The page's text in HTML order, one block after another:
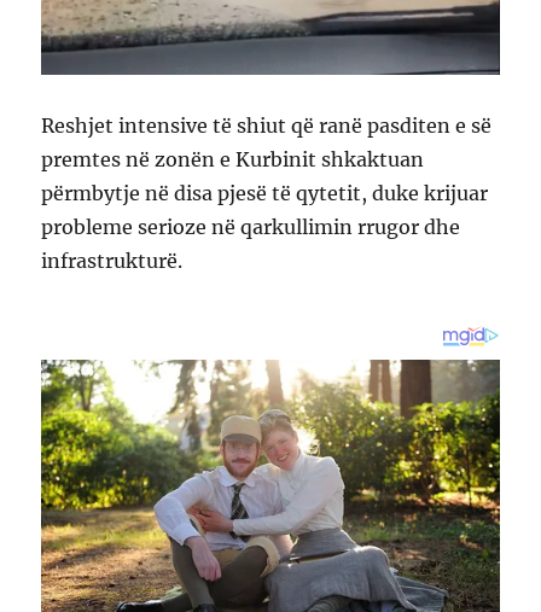
Reshjet intensive të shiut që ranë pasditen e së
premtes në zonën e Kurbinit shkaktuan
përmbytje në disa pjesë të qytetit, duke krijuar
probleme serioze në qarkullimin rrugor dhe
infrastrukturë.